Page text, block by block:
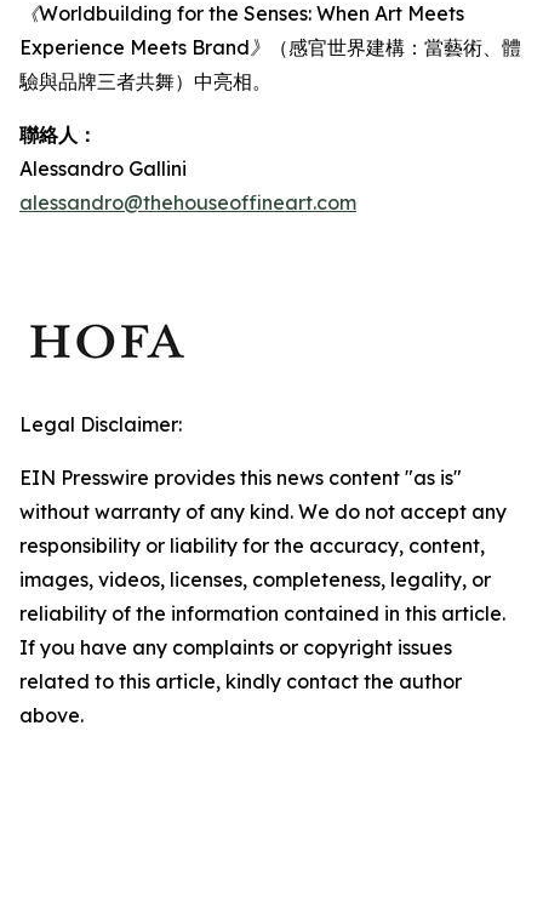
《Worldbuilding for the Senses: When Art Meets
Experience Meets Brand》
（感官世界建構：當藝術、體
驗與品牌三者共舞）中亮相。
聯絡人：
Alessandro Gallini
alessandro@thehouseoffineart.com
Legal Disclaimer:
EIN Presswire provides this news content "as is"
without warranty of any kind. We do not accept any
responsibility or liability for the accuracy, content,
images, videos, licenses, completeness, legality, or
reliability of the information contained in this article.
If you have any complaints or copyright issues
related to this article, kindly contact the author
above.